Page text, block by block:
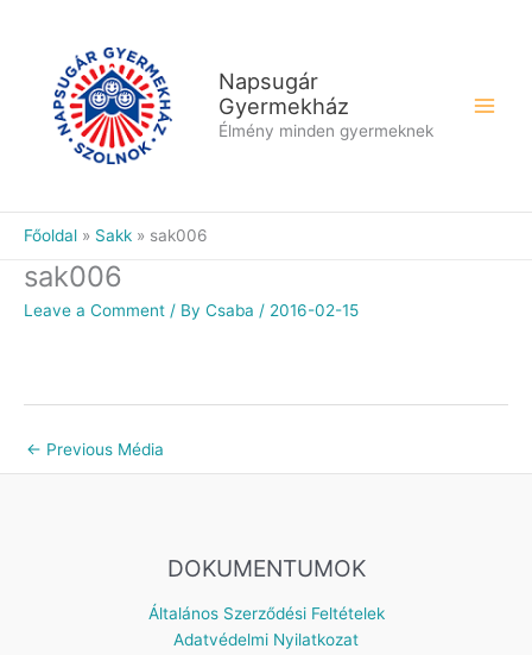
Napsugár
Gyermekház
Élmény minden gyermeknek
Főoldal Sakk sak006
sak006
Leave a Comment / By Csaba / 2016-02-15
← Previous Média
DOKUMENTUMOK
Általános Szerződési Feltételek
Adatvédelmi Nyilatkozat